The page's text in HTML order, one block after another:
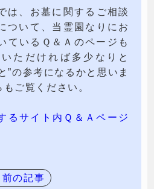
は、お墓に関するご相談
ついて、当霊園なりにお
ているＱ＆Ａのページも
ただければ多少なりと
”の参考になるかと思いま
ご覧ください。
るサイト内Ｑ＆Ａページ
前の記事